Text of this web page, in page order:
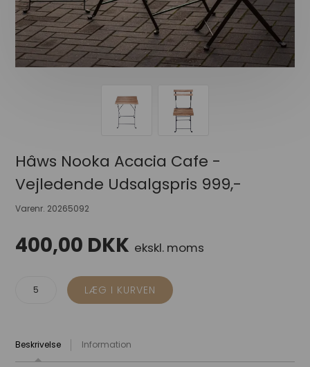
Hâws Nooka Acacia Cafe -
Vejledende Udsalgspris 999,-
Varenr. 20265092
400,00 DKK ekskl. moms
Beskrivelse Information